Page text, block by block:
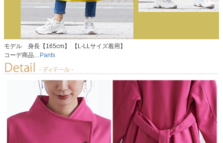
モデル 身長【165cm】 【L-LLサイズ着用】
コーデ商品… Pants